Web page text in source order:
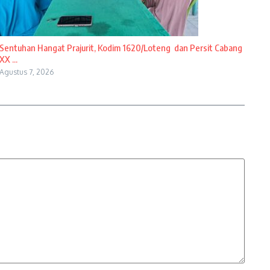
Sentuhan Hangat Prajurit, Kodim 1620/Loteng dan Persit Cabang
XX ...
Agustus 7, 2026